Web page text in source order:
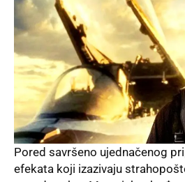
Pored savršeno ujednačenog
efekata koji izazivaju